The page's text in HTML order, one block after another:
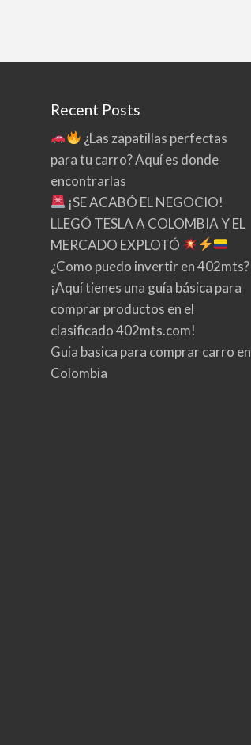
Recent Posts
¿Las zapatillas perfectas
para tu carro? Aquí es donde
encontrarlas
¡SE ACABÓ EL NEGOCIO!
LLEGÓ TESLA A COLOMBIA Y EL
MERCADO EXPLOTÓ
¿Como puedo invertir en 402mts?
¡Aquí tienes una guía básica para
comprar productos en el
clasificado 402mts.com!
Guia basica para comprar carro en
Colombia